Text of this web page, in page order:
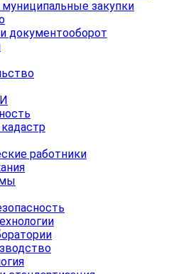
закупки
документооборот
работники